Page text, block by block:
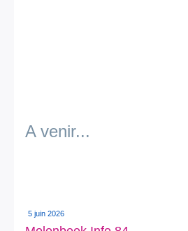
A venir...
5 juin 2026